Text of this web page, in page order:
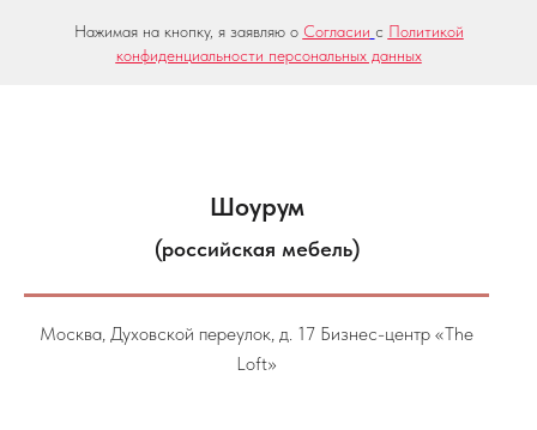
Нажимая на кнопку, я заявляю о Согласии с Политикой
конфиденциальности персональных данных
Шоурум
(российская мебель)
Москва, Духовской переулок, д. 17 Бизнес-центр «The
Loft»